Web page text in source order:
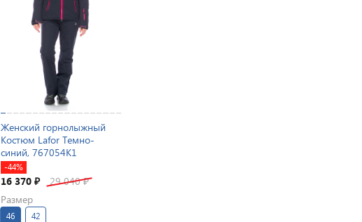
Женский горнолыжный
Костюм Lafor Темно-
синий, 767054K1
-44%
16 370 ₽ 29 040₽
Размер
46 42